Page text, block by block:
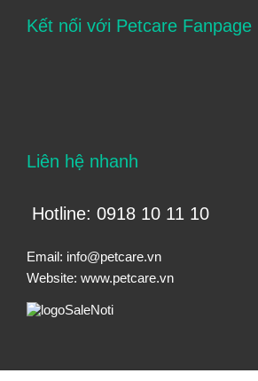
Kết nối với Petcare Fanpage
Liên hệ nhanh
Hotline: 0918 10 11 10
Email: info@petcare.vn
Website: www.petcare.vn